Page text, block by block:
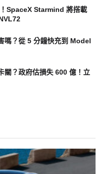
SpaceX Starmind 將搭載
嗎？從 5 分鐘快充到 Model
關？政府估損失 600 億！立